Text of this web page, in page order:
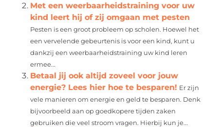
Met een weerbaarheidstraining voor uw
kind leert hij of zij omgaan met pesten
Pesten is een groot probleem op scholen. Hoewel het
een vervelende gebeurtenis is voor een kind, kunt u
dankzij een weerbaarheidstraining uw kind leren
ermee...
Betaal jij ook altijd zoveel voor jouw
energie? Lees hier hoe te besparen! Er zijn
vele manieren om energie en geld te besparen. Denk
bijvoorbeeld aan op goedkopere tijden zaken
gebruiken die veel stroom vragen. Hierbij kun je...